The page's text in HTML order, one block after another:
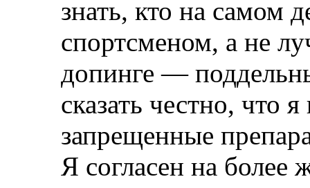
знать, кто на самом
спортсменом, а не
допинге —
сказать честно, что
запрещенные
Я согласен на более